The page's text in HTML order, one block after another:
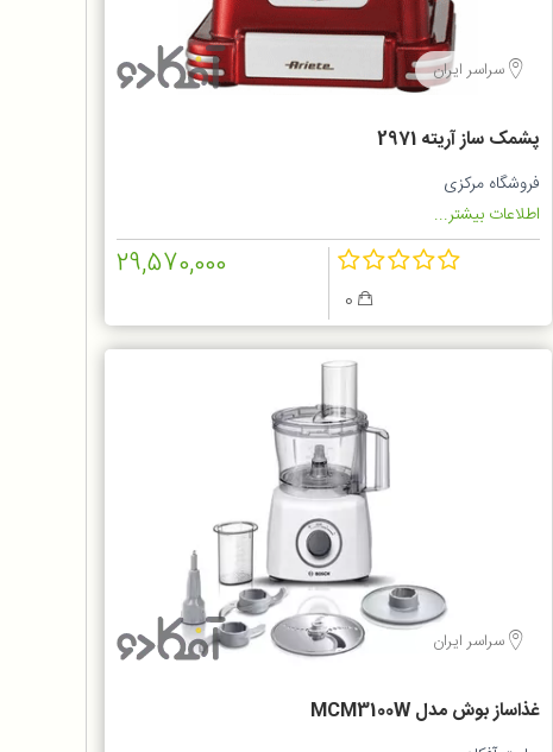
سراسر ایران
پشمک ساز آریته 2971
فروشگاه مرکزی
اطلاعات بیشتر...
29,570,000
سراسر ایران
غذاساز بوش مدل MCM3100W